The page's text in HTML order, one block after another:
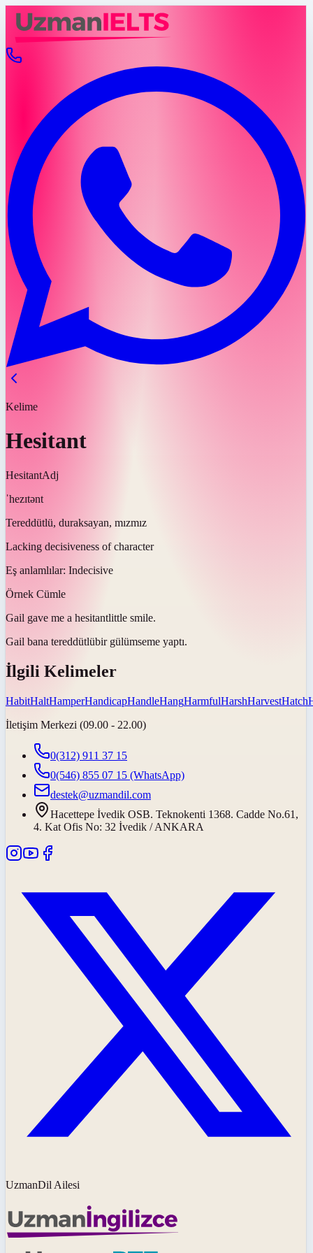
Kelime
Hesitant
HesitantAdj
ˈhezɪtənt
Tereddütlü, duraksayan, mızmız
Lacking decisiveness of character
Eş anlamlılar: Indecisive
Örnek Cümle
Gail gave me a hesitantlittle smile.
Gail bana tereddütlübir gülümseme yaptı.
İlgili Kelimeler
HabitHaltHamperHandicapHandleHangHarmfulHarshHarvestHatch
İletişim Merkezi (09.00 - 22.00)
0(312) 911 37 15
0(546) 855 07 15 (WhatsApp)
destek@uzmandil.com
Hacettepe İvedik OSB. Teknokenti 1368. Cadde No.61,
4. Kat Ofis No: 32 İvedik / ANKARA
UzmanDil Ailesi